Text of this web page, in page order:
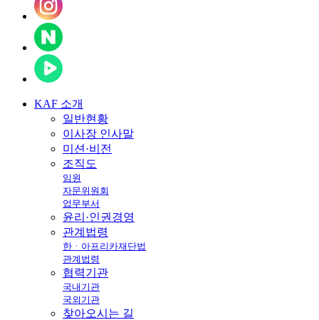
KAF 소개
일반현황
이사장 인사말
미션·비전
조직도
임원
자문위원회
업무부서
윤리·인권경영
관계법령
한ㆍ아프리카재단법
관계법령
협력기관
국내기관
국외기관
찾아오시는 길